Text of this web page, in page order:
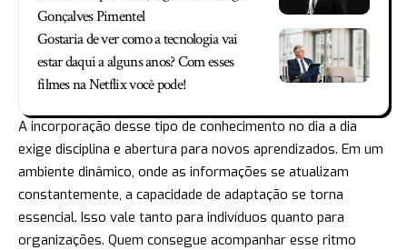
Gonçalves Pimentel
Gostaria de ver como a tecnologia vai
estar daqui a alguns anos? Com esses
filmes na Netflix você pode!
A incorporação desse tipo de conhecimento no dia a dia
exige disciplina e abertura para novos aprendizados. Em um
ambiente dinâmico, onde as informações se atualizam
constantemente, a capacidade de adaptação se torna
essencial. Isso vale tanto para indivíduos quanto para
organizações. Quem consegue acompanhar esse ritmo